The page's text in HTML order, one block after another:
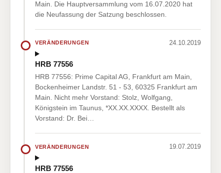
Main. Die Hauptversammlung vom 16.07.2020 hat
die Neufassung der Satzung beschlossen.
VERÄNDERUNGEN 24.10.2019
HRB 77556
HRB 77556: Prime Capital AG, Frankfurt am Main,
Bockenheimer Landstr. 51 - 53, 60325 Frankfurt am
Main. Nicht mehr Vorstand: Stolz, Wolfgang,
Königstein im Taunus, *XX.XX.XXXX. Bestellt als
Vorstand: Dr. Bei…
VERÄNDERUNGEN 19.07.2019
HRB 77556